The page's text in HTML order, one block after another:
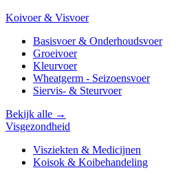
Koivoer & Visvoer
Basisvoer & Onderhoudsvoer
Groeivoer
Kleurvoer
Wheatgerm - Seizoensvoer
Siervis- & Steurvoer
Bekijk alle →
Visgezondheid
Visziekten & Medicijnen
Koisok & Koibehandeling